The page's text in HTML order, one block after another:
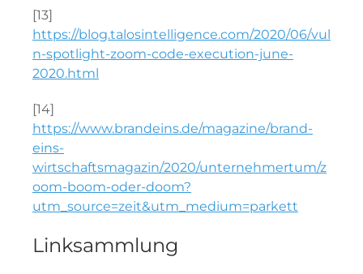
[13]
https://blog.talosintelligence.com/2020/06/vul
n-spotlight-zoom-code-execution-june-
2020.html
[14]
https://www.brandeins.de/magazine/brand-
eins-
wirtschaftsmagazin/2020/unternehmertum/z
oom-boom-oder-doom?
utm_source=zeit&utm_medium=parkett
Linksammlung